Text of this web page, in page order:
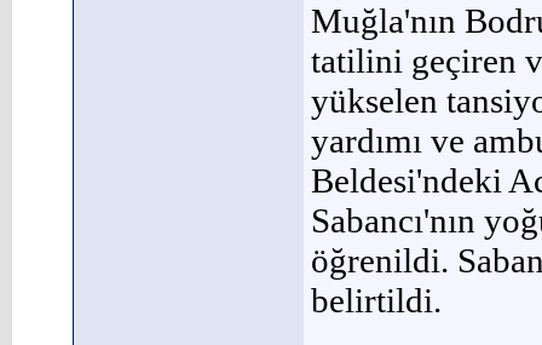
Muğla'nın
tatilini geçiren
yükselen
yardımı ve
Beldesi'ndeki
Sabancı'nın
öğrenildi.
belirtildi.